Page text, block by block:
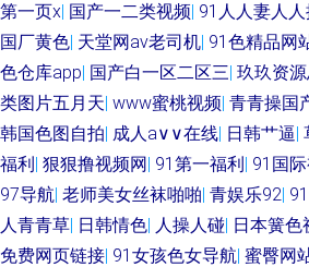
第一页x| 国产一二类视频| 91人人妻人
国厂黄色| 天堂网av老司机| 91色精品网
色仓库app| 国产白一区二区三| 玖玖资
类图片五月天| www蜜桃视频| 青青操国
韩国色图自拍| 成人a∨∨在线| 日韩艹逼|
福利| 狠狠撸视频网| 91第一福利| 91国
97导航| 老师美女丝袜啪啪| 青娱乐92|
人青青草| 日韩情色| 人操人碰| 日本簧色
免费网页链接| 91女孩色女导航| 蜜臀网